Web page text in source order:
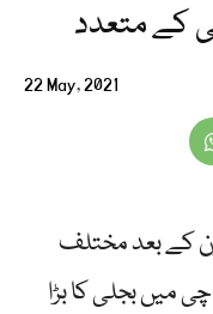
کے متعدد
22 May, 2021
کے بعد مختلف
میں بجلی کا بڑا